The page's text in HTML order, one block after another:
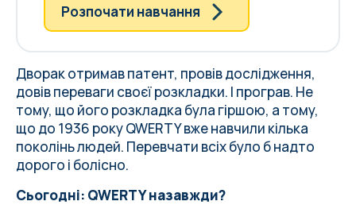
Розпочати навчання
Дворак отримав патент, провів дослідження,
довів переваги своєї розкладки. І програв. Не
тому, що його розкладка була гіршою, а тому,
що до 1936 року QWERTY вже навчили кілька
поколінь людей. Перевчати всіх було б надто
дорого і болісно.
Сьогодні: QWERTY назавжди?